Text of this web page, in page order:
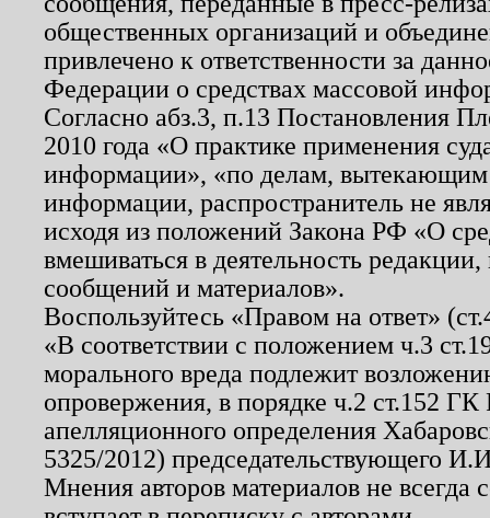
общественных организаций и
привлечено к ответственности за
Федерации о средствах массовой
Согласно абз.3, п.13 Постановления
2010 года «О практике применения
информации», «по делам, вытекающим
информации, распространитель не
исходя из положений Закона РФ «О
вмешиваться в деятельность
сообщений и материалов».
Воспользуйтесь «Правом на ответ»
«В соответствии с положением ч.3
морального вреда подлежит
опровержения, в порядке ч.2 ст.152
апелляционного определения
5325/2012) председательствующего
Мнения авторов материалов не